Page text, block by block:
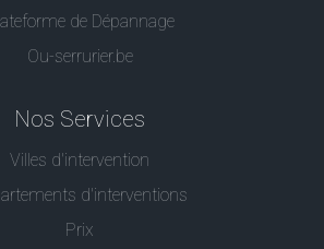
de Dépannage
Ou-serrurier.be
Nos Services
Villes d'intervention
d'interventions
Prix